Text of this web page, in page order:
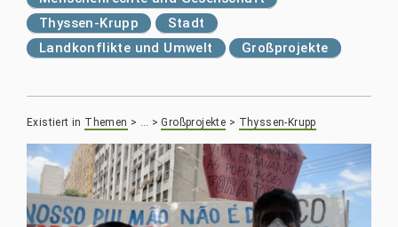
Thyssen-Krupp
Stadt
Landkonflikte und Umwelt
Großprojekte
Existiert in Themen > >Großprojekte > Thyssen-Krupp